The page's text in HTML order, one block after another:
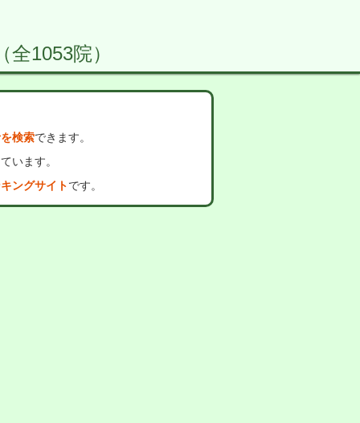
1053院）
検索できます。
います。
ングサイトです。